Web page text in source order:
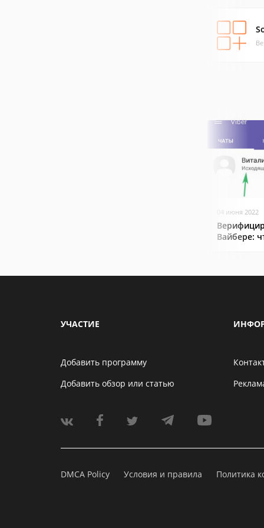
04 июня 2022
Вайбере:
УЧАСТИЕ
Добавить программу
Добавить обзор или статью
DMCA Policy Условия и правила Политика